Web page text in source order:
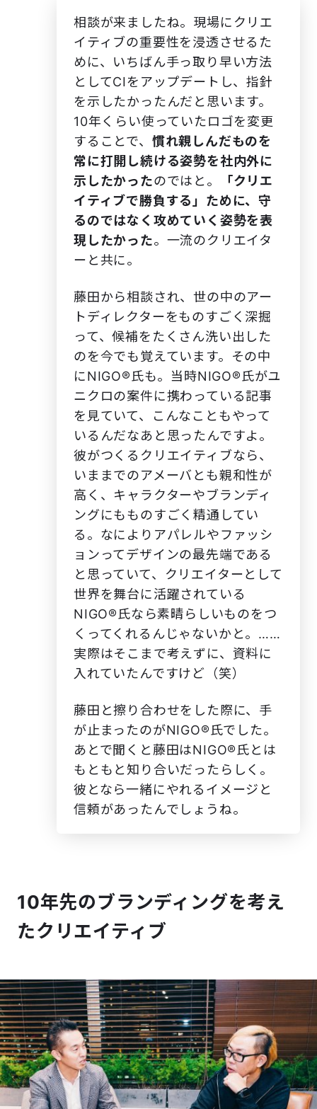
相談が来ましたね。現場にクリエ
イティブの重要性を浸透させるた
めに、いちばん手っ取り早い方法
としてCIをアップデートし、指針
を示したかったんだと思います。
10年くらい使っていたロゴを変更
することで、 慣れ親しんだものを
常に打開し続ける姿勢を社内外に
示したかったのではと。
「クリエ
イティブで勝負する」ために、守
るのではなく攻めていく姿勢を表
現したかった。一流のクリエイタ
ーと共に。
藤田から相談され、世の中のアー
トディレクターをものすごく深掘
って、候補をたくさん洗い出した
のを今でも覚えています。その中
にNIGO®️氏も。当時NIGO®️氏がユ
ニクロの案件に携わっている記事
を見ていて、こんなこともやって
いるんだなあと思ったんですよ。
彼がつくるクリエイティブなら、
いままでのアメーバとも親和性が
高く、キャラクターやブランディ
ングにもものすごく精通してい
る。なによりアパレルやファッシ
ョンってデザインの最先端である
と思っていて、クリエイターとして
世界を舞台に活躍されている
NIGO®️氏なら素晴らしいものをつ
くってくれるんじゃないかと。……
実際はそこまで考えずに、資料に
入れていたんですけど（笑）
藤田と擦り合わせをした際に、手
が止まったのがNIGO®️氏でした。
あとで聞くと藤田はNIGO®️氏とは
もともと知り合いだったらしく。
彼となら一緒にやれるイメージと
信頼があったんでしょうね。
10年先のブランディングを考え
たクリエイティブ